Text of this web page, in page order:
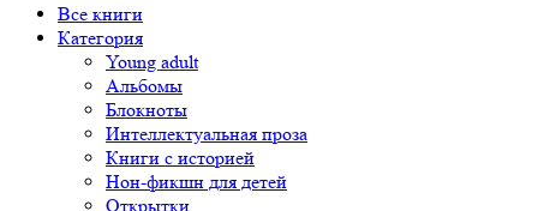
Все книги
Категория
Young adult
Альбомы
Блокноты
Интеллектуальная проза
Книги с историей
Нон-фикшн для детей
Открытки